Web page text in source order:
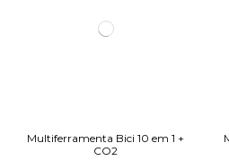
Multiferramenta Bici 10 em 1 +
CO2